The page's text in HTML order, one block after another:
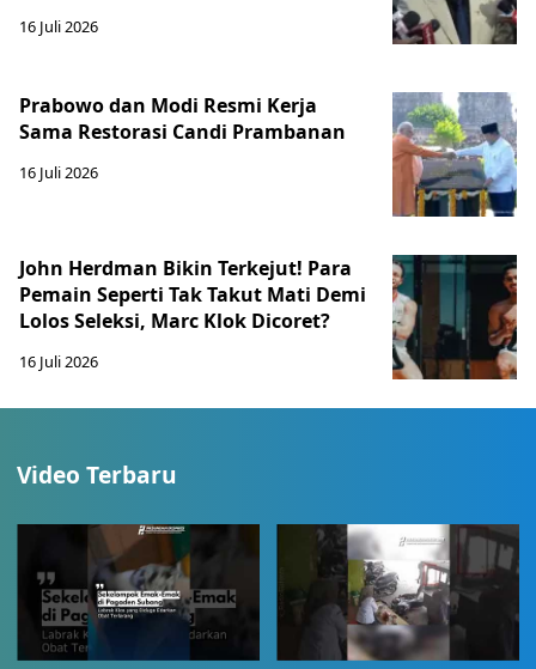
16 Juli 2026
Prabowo dan Modi Resmi Kerja
Sama Restorasi Candi Prambanan
16 Juli 2026
John Herdman Bikin Terkejut! Para
Pemain Seperti Tak Takut Mati Demi
Lolos Seleksi, Marc Klok Dicoret?
16 Juli 2026
Video Terbaru